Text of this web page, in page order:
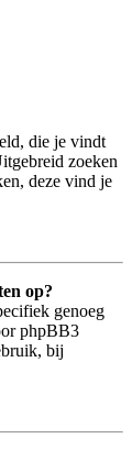
die je vindt
zoeken
deze vind je
op?
genoeg
phpBB3
bij